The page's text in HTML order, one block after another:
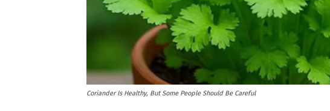
Coriander Is Healthy, But Some People Should Be Careful